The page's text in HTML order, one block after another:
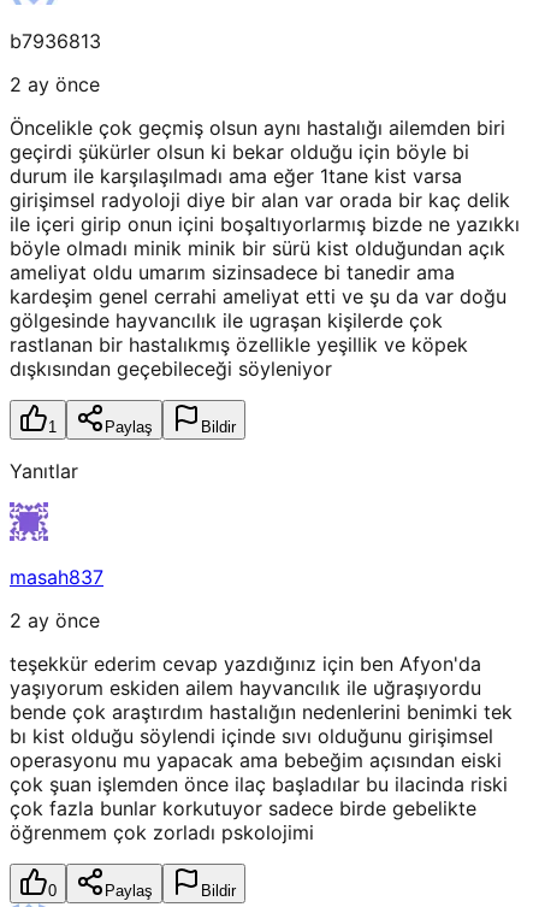
b7936813
2 ay önce
Öncelikle çok geçmiş olsun aynı hastalığı ailemden biri
geçirdi şükürler olsun ki bekar olduğu için böyle bi
durum ile karşılaşılmadı ama eğer 1tane kist varsa
girişimsel radyoloji diye bir alan var orada bir kaç delik
ile içeri girip onun içini boşaltıyorlarmış bizde ne yazıkkı
böyle olmadı minik minik bir sürü kist olduğundan açık
ameliyat oldu umarım sizinsadece bi tanedir ama
kardeşim genel cerrahi ameliyat etti ve şu da var doğu
gölgesinde hayvancılık ile ugraşan kişilerde çok
rastlanan bir hastalıkmış özellikle yeşillik ve köpek
dışkısından geçebileceği söyleniyor
1 Paylaş Bildir
Yanıtlar
masah837
2 ay önce
teşekkür ederim cevap yazdığınız için ben Afyon'da
yaşıyorum eskiden ailem hayvancılık ile uğraşıyordu
bende çok araştırdım hastalığın nedenlerini benimki tek
bı kist olduğu söylendi içinde sıvı olduğunu girişimsel
operasyonu mu yapacak ama bebeğim açısından eiski
çok şuan işlemden önce ilaç başladılar bu ilacinda riski
çok fazla bunlar korkutuyor sadece birde gebelikte
öğrenmem çok zorladı pskolojimi
0 Paylaş Bildir